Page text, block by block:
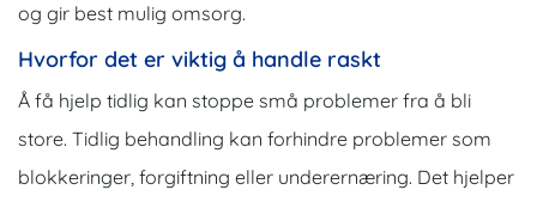
og gir best mulig omsorg.
Hvorfor det er viktig å handle raskt
Å få hjelp tidlig kan stoppe små problemer fra å bli
store. Tidlig behandling kan forhindre problemer som
blokkeringer, forgiftning eller underernæring. Det hjelper